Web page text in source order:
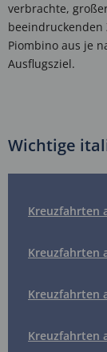
verbrachte,
beeindruckenden
Piombino aus je
Ausflugsziel.
Wichtige
Kreuzfahrten
Kreuzfahrten
Kreuzfahrten
Kreuzfahrten